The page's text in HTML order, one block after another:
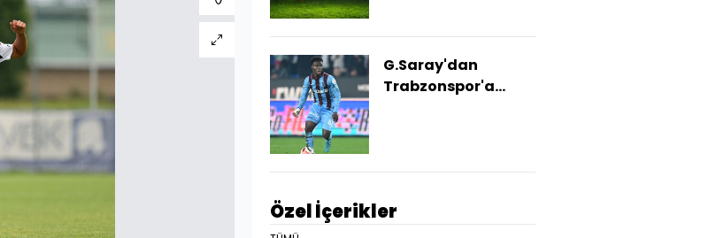
Özel İçerikler
G.Saray'dan
Trabzonspor'a